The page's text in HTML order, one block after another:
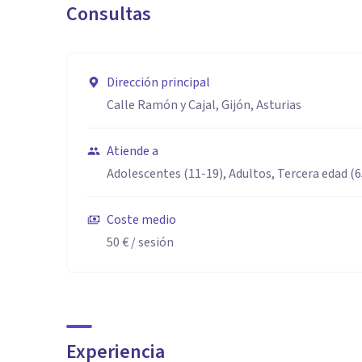
trastornos psicológicos se expresan de la misma
- Trastornos de ansiedad.
- Trastornos del estado de ánimo.
- Trastornos de personalidad.
Consultas
Dirección principal
Calle Ramón y Cajal, Gijón, Asturias
Atiende a
Adolescentes (11-19), Adultos, Tercera edad
Coste medio
50 €/ sesión
Experiencia